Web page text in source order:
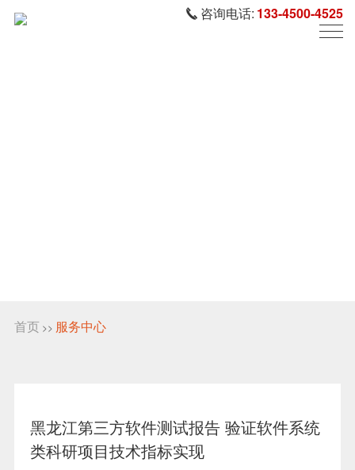
咨询电话: 133-4500-4525
首页 >> 服务中心
黑龙江第三方软件测试报告 验证软件系统
类科研项目技术指标实现